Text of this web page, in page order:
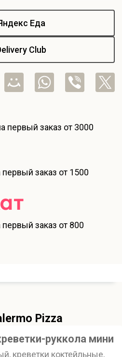
Еда
Club
первый заказ от 3000
первый заказ от 1500
первый заказ от 800
Pizza
руккола мини
креветки коктейльные,